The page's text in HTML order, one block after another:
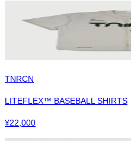
TNRCN
LITEFLEX™ BASEBALL SHIRTS
¥22,000